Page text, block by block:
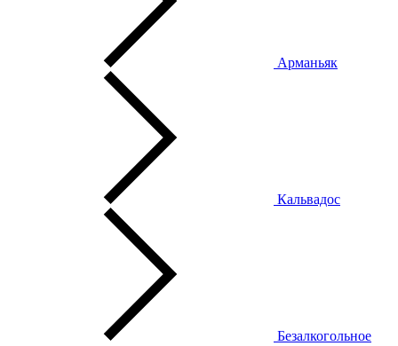
Арманьяк
Кальвадос
Безалкогольное